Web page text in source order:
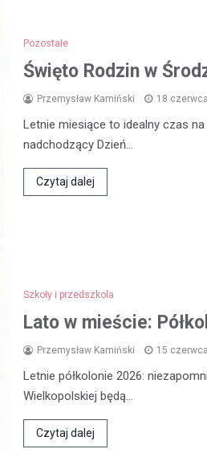
Pozostałe
Święto Rodzin w
Przemysław Kamiński 18
Letnie miesiące to idealny czas
nadchodzący Dzień…
Czytaj dalej
Szkoły i przedszkola
Lato w mieście:
Przemysław Kamiński 15
Letnie półkolonie 2026:
Wielkopolskiej będą…
Czytaj dalej